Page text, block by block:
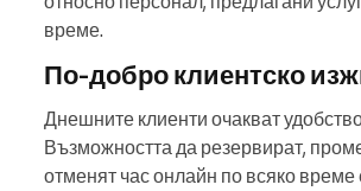
време.
По-добро клиентско
Днешните клиенти очакват
Възможността да резервират,
отменят час онлайн по всяко време